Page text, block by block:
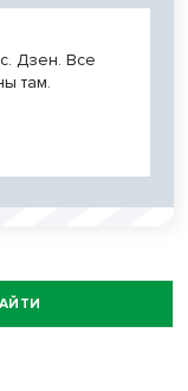
Дзен. Все
там.